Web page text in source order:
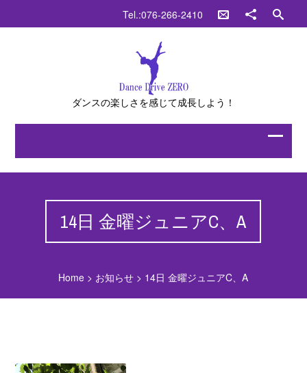
Tel.:076-266-2410
ダンスの楽しさを感じて成長しよう！
14日 金曜ジュニアC、A
Home > お知らせ > 14日 金曜ジュニアC、A